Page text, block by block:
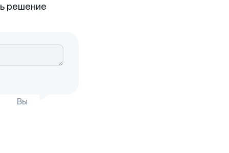
решение
Вы